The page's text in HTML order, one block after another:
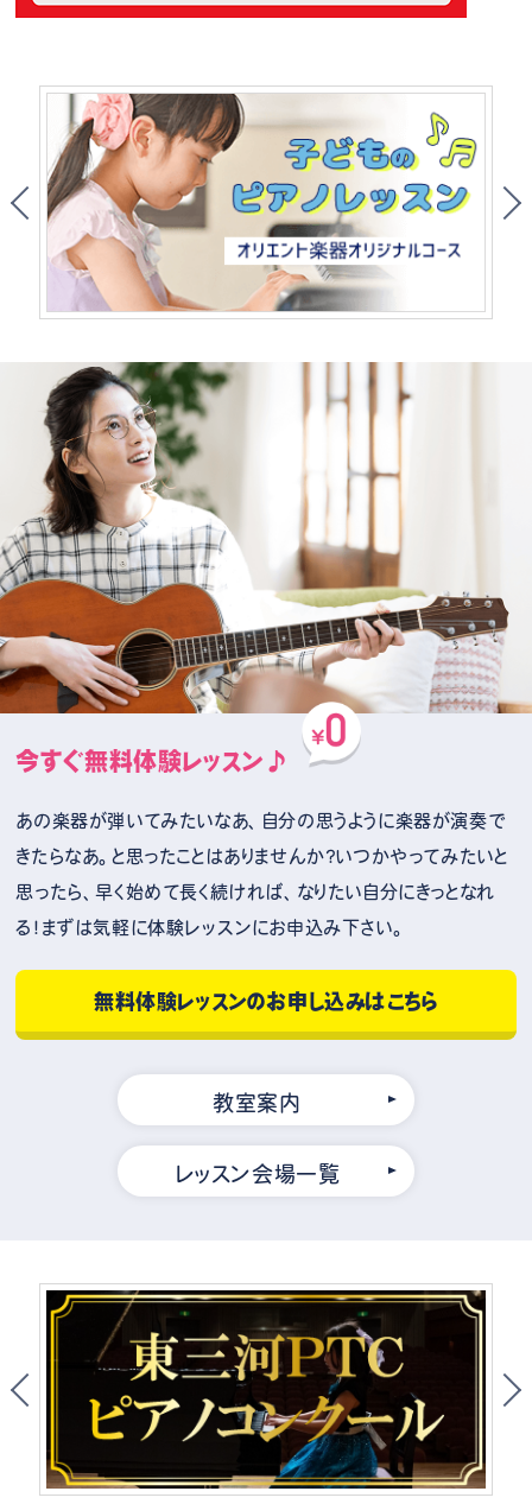
今すぐ無料体験レッスン♪
あの楽器が弾いてみたいなあ、自分の思うように楽器が演奏で
きたらなあ。と思ったことはありませんか？いつかやってみたいと
思ったら、早く始めて長く続ければ、なりたい自分にきっとなれ
る！まずは気軽に体験レッスンにお申込み下さい。
無料体験レッスンのお申し込みはこちら
教室案内
レッスン会場一覧